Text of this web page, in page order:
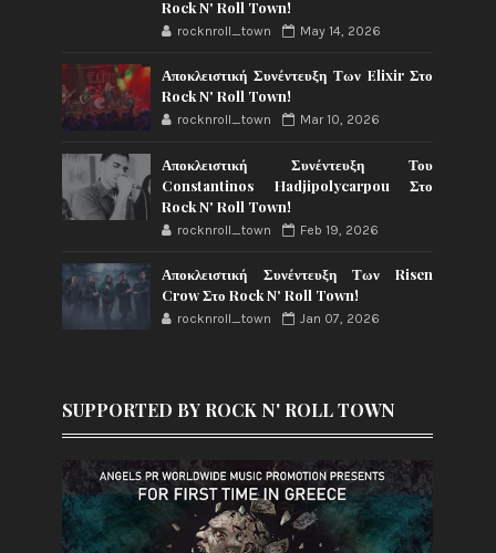
Rock N' Roll Town!
rocknroll_town May 14, 2026
Αποκλειστική Συνέντευξη Των Elixir Στο
Rock N' Roll Town!
rocknroll_town Mar 10, 2026
Αποκλειστική Συνέντευξη Του
Constantinos Hadjipolycarpou Στο
Rock N' Roll Town!
rocknroll_town Feb 19, 2026
Αποκλειστική Συνέντευξη Των Risen
Crow Στο Rock N' Roll Town!
rocknroll_town Jan 07, 2026
SUPPORTED BY ROCK N' ROLL TOWN